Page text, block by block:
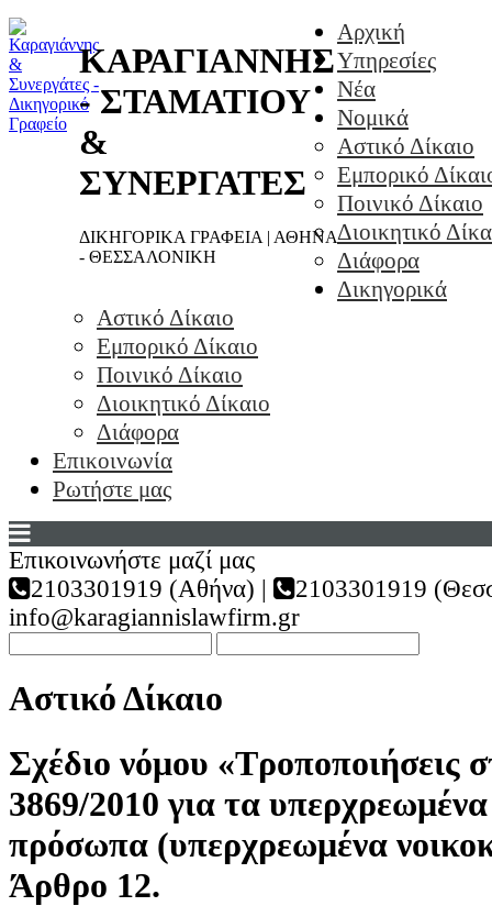
ΚΑΡΑΓΙΑΝΝΗΣ
- ΣΤΑΜΑΤΙΟΥ
&
ΣΥΝΕΡΓΑΤΕΣ
ΔΙΚΗΓΟΡΙΚΑ ΓΡΑΦΕΙΑ | ΑΘΗΝΑ
- ΘΕΣΣΑΛΟΝΙΚΗ
Αρχική
Υπηρεσίες
Νέα
Νομικά
Αστικό Δίκαιο
Εμπορικό
Ποινικό Δίκαιο
Διοικητικό
Διάφορα
Δικηγορικά
Αστικό Δίκαιο
Εμπορικό Δίκαιο
Ποινικό Δίκαιο
Διοικητικό Δίκαιο
Διάφορα
Επικοινωνία
Ρωτήστε μας
Επικοινωνήστε μαζί μας
2103301919 (Αθήνα) |
2103301919
info@karagiannislawfirm.gr
Αστικό Δίκαιο
Σχέδιο νόμου «Τροποποιήσεις
3869/2010 για τα
πρόσωπα (υπερχρεωμένα
Άρθρο 12.